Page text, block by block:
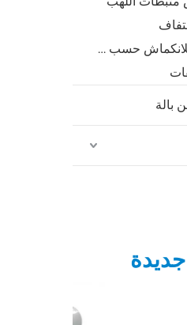
أغطية قابلة للانكماش حسب الطلب
بالة